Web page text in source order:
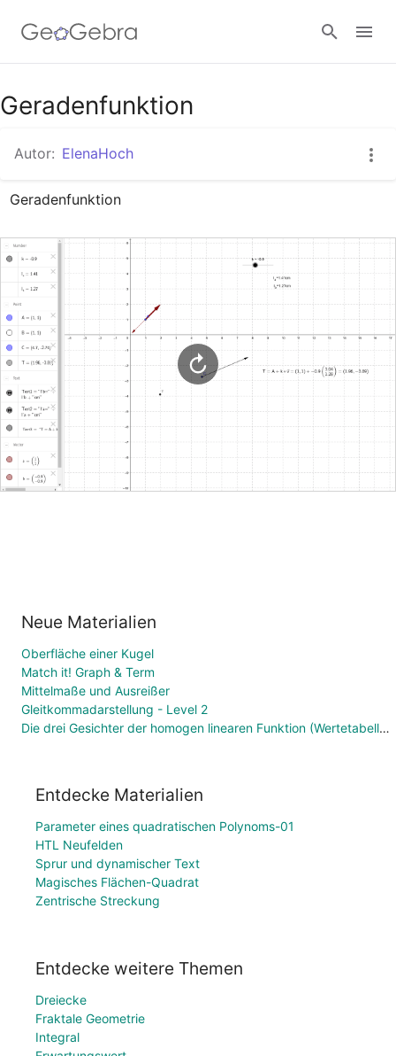
Google Classroom
GeoGebra Classroom
Geradenfunktion
Autor: ElenaHoch
Geradenfunktion
Neue Materialien
Oberfläche einer Kugel
Match it! Graph & Term
Mittelmaße und Ausreißer
Gleitkommadarstellung - Level 2
Die drei Gesichter der homogen linearen Funktion (Wertetabelle, Funktionsgleichung, Graph)
Entdecke Materialien
Parameter eines quadratischen Polynoms-01
HTL Neufelden
Sprur und dynamischer Text
Magisches Flächen-Quadrat
Zentrische Streckung
Entdecke weitere Themen
Dreiecke
Fraktale Geometrie
Integral